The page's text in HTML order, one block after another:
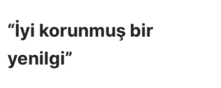
“İyi korunmuş bir
yenilgi”